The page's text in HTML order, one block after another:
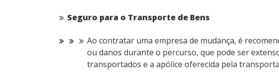
Seguro para o Transporte de Bens
Ao contratar uma empresa de mudança, é
ou danos durante o percurso, que pode ser
transportados e a apólice oferecida pela